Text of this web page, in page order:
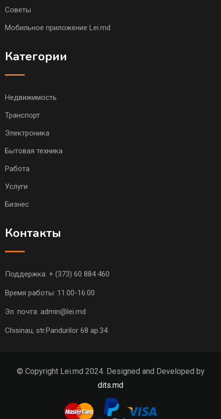
Советы
Мобильное приложение Lei.md
Категории
Недвижимость
Транспорт
Электроника
Бытовая техника
Работа
Услуги
Бизнес
Контакты
Поддержка: + (373) 60 884 460
Время работы: 11:00-16:00
Эл. почта: admin@lei.md
Chisinau, str.Pandurilor 68 ap.34
© Copyright Lei.md 2024. Designed and Developed by
dits.md